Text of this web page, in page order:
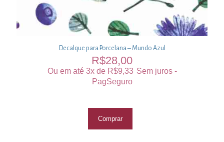
Decalque para Porcelana – Mundo Azul
R$28,00
Ou em até 3x de R$9,33 Sem juros -
PagSeguro
Comprar